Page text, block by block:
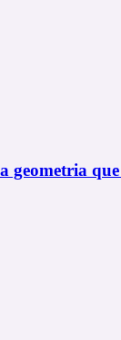
geometria que